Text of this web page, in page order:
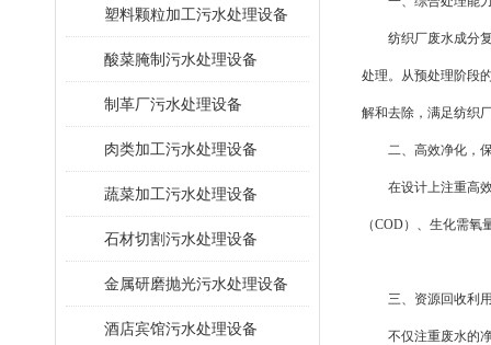
塑料颗粒加工污水处理设备
酸菜腌制污水处理设备
制革厂污水处理设备
肉类加工污水处理设备
蔬菜加工污水处理设备
石材切割污水处理设备
金属研磨抛光污水处理设备
酒店宾馆污水处理设备
纺织厂废水成分复
处理。从预处理阶段
解和去除，满足纺织
二、高效净化，保
在设计上注重高效
（COD）、生化需
三、资源回收利用
不仅注重废水的净